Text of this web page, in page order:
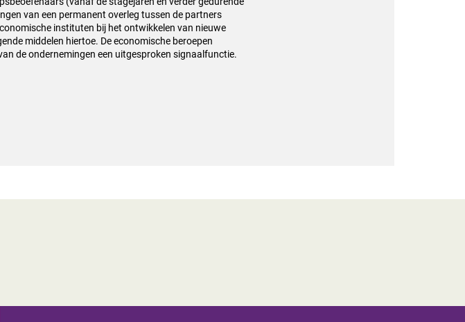
van een permanent overleg tussen de partners
instituten bij het ontwikkelen van nieuwe
middelen hiertoe. De economische beroepen
de ondernemingen een uitgesproken signaalfunctie.